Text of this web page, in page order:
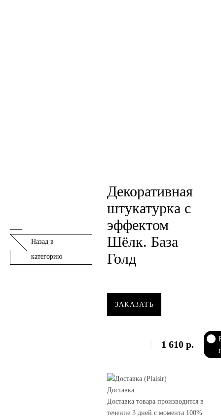
Назад в
категорию
Декоративная
штукатурка с
эффектом
Шёлк. База
Голд
ЗАКАЗАТЬ
1 610 р.
Доставка
Доставка товара производится в
течение 3 дней с момента 100%